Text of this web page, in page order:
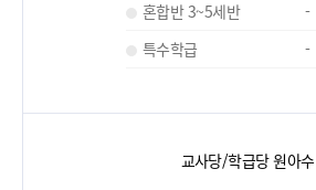
혼합반 3~5세반
-
특수학급
-
교사당/학급당 원아수